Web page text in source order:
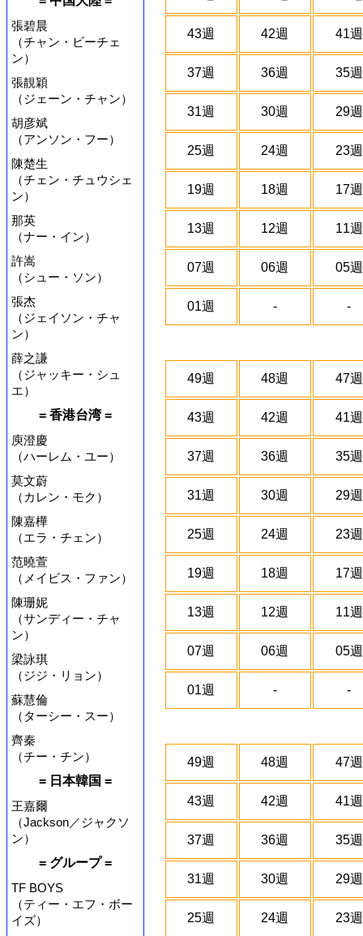
張碧晨
（チャン・ビーチェ
ン）
張靚穎
（ジェーン・チャン）
胡彦斌
（アンソン・フー）
陳楚生
（チェン・チュウシェ
ン）
那英
（ナー・イン）
許嵩
（シュー・ソン）
張杰
（ジェイソン・チャ
ン）
薛之謙
（ジャッキー・シュ
エ）
= 香港台湾 =
庾澄慶
（ハーレム・ユー）
莫文蔚
（カレン・モク）
陳嘉樺
（エラ・チェン）
范曉萱
（メイビス・ファン）
陳珊妮
（サンディー・チャ
ン）
梁詠琪
（ジジ・リョン）
蘇慧倫
（ターシー・スー）
齊秦
（チー・チン）
= 日本韓国 =
王嘉爾
（Jackson／ジャクソ
ン）
= グループ =
TF BOYS
（ティー・エフ・ボー
イズ）
43週 42週 41週
37週 36週 35週
31週 30週 29週
25週 24週 23週
19週 18週 17週
13週 12週 11週
07週 06週 05週
01週 - -
49週 48週 47週
43週 42週 41週
37週 36週 35週
31週 30週 29週
25週 24週 23週
19週 18週 17週
13週 12週 11週
07週 06週 05週
01週 - -
49週 48週 47週
43週 42週 41週
37週 36週 35週
31週 30週 29週
25週 24週 23週